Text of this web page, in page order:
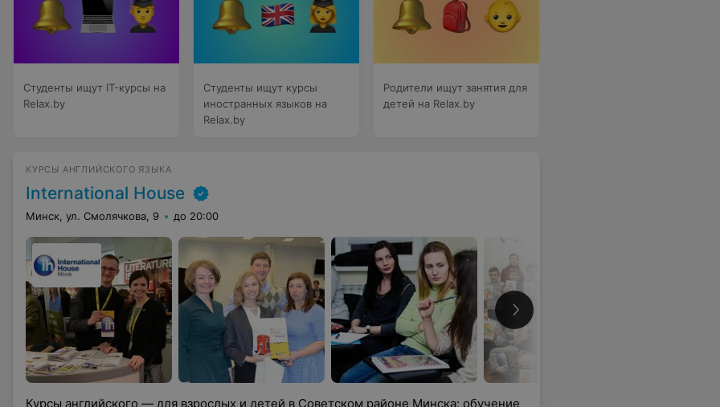
Студенты ищут IT-курсы на
Relax.by
Студенты ищут курсы
иностранных языков на
Relax.by
Родители ищут занятия для
детей на Relax.by
КУРСЫ АНГЛИЙСКОГО ЯЗЫКА
International House
Минск, ул. Смолячкова, 9 до 20:00
Курсы английского — для взрослых и детей в Советском районе Минска: обучение